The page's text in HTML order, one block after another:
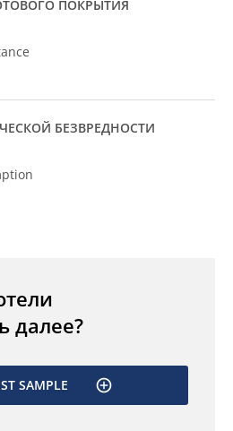
ПОКРЫТИЯ
БЕЗВРЕДНОСТИ
далее?
SAMPLE